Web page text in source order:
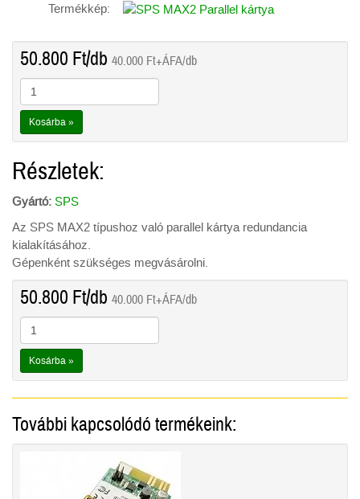
Termékkép:
50.800 Ft/db 40.000 Ft+ÁFA/db
Kosárba »
Részletek:
Gyártó: SPS
Az SPS MAX2 típushoz való parallel kártya redundancia
kialakításához.
Gépenként szükséges megvásárolni.
50.800 Ft/db 40.000 Ft+ÁFA/db
Kosárba »
További kapcsolódó termékeink: